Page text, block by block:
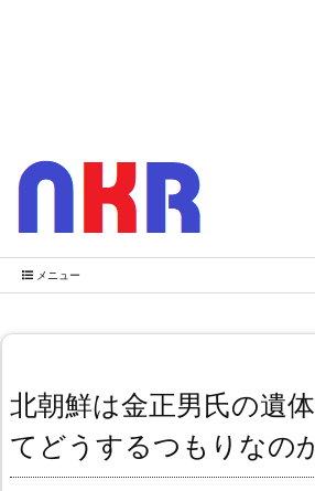
メニュー
北朝鮮は金正男氏の遺
てどうするつもりなの